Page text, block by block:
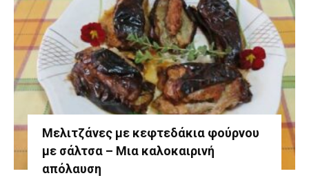
Μελιτζάνες με κεφτεδάκια φούρνου
με σάλτσα – Μια καλοκαιρινή
απόλαυση